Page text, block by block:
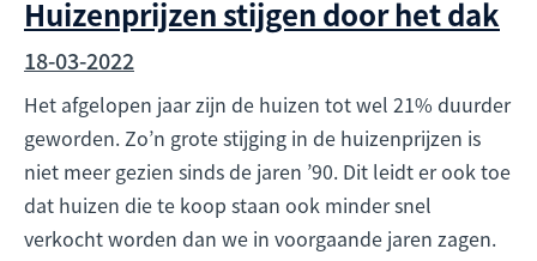
Huizenprijzen stijgen door het dak
18-03-2022
Het afgelopen jaar zijn de huizen tot wel 21% duurder
geworden. Zo’n grote stijging in de huizenprijzen is
niet meer gezien sinds de jaren ’90. Dit leidt er ook toe
dat huizen die te koop staan ook minder snel
verkocht worden dan we in voorgaande jaren zagen.